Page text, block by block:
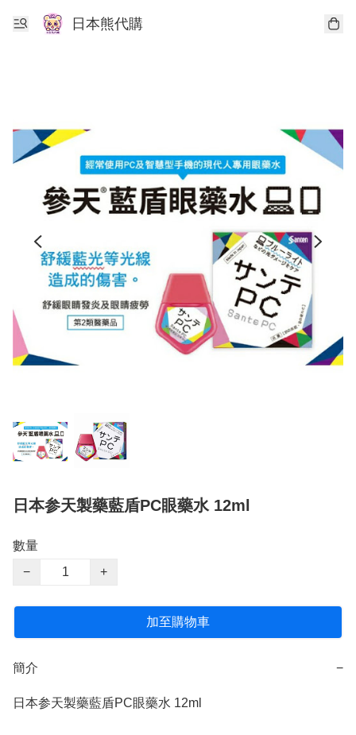
日本熊代購
日本参天製藥藍盾PC眼藥水 12ml
數量
−
+
加至購物車
簡介 −
日本参天製藥藍盾PC眼藥水 12ml